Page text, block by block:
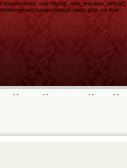
deprecated; use mysql_real_escape_string()
engine/classes/mysqli.class.php on line
- - - - - - - -